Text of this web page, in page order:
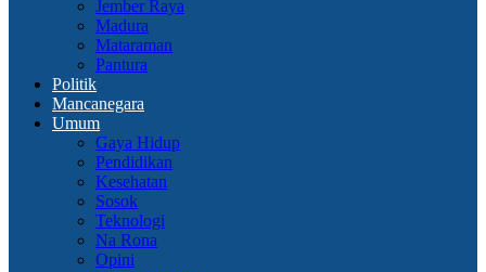
Jember Raya
Madura
Mataraman
Pantura
Politik
Mancanegara
Umum
Gaya Hidup
Pendidikan
Kesehatan
Sosok
Teknologi
Na Rona
Opini